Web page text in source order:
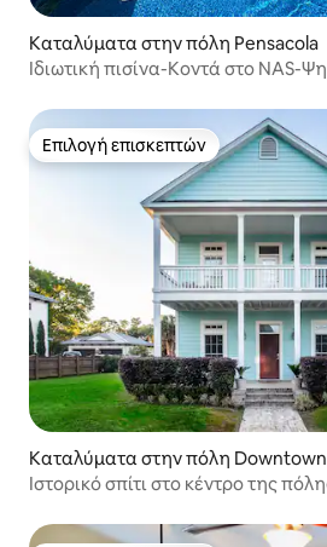
Καταλύματα στην πόλη Pensacola
Ιδιωτική πισίνα-Κοντά στο NAS-
Επιλογή επισκεπτών
Επιλογή επισκεπτών
Καταλύματα στην πόλη
Ιστορικό σπίτι στο κέντρο της